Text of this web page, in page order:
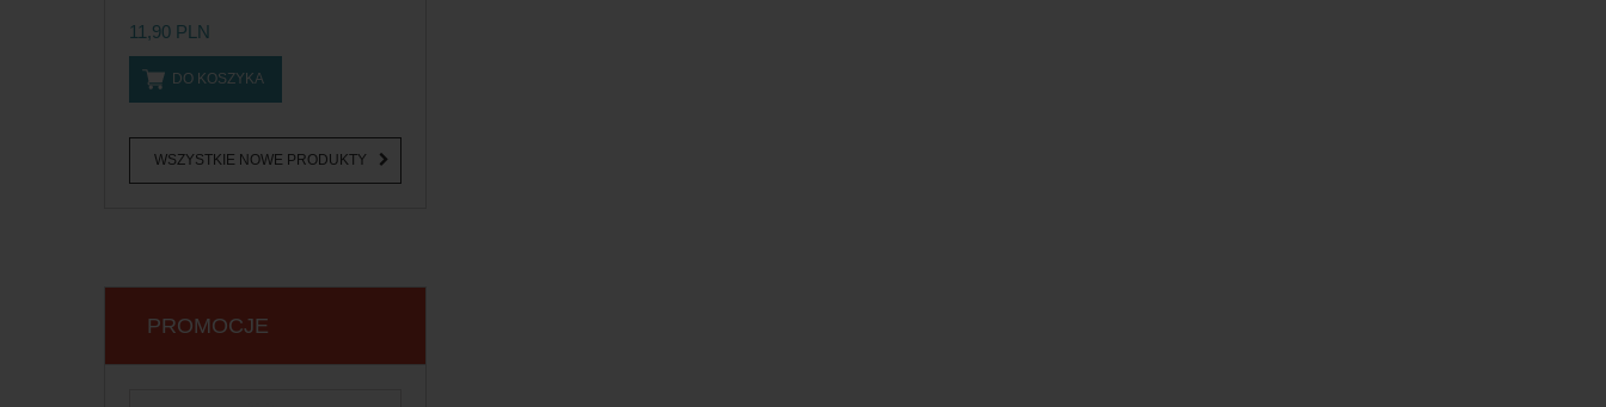
11,90 PLN
DO KOSZYKA
WSZYSTKIE NOWE PRODUKTY
PROMOCJE